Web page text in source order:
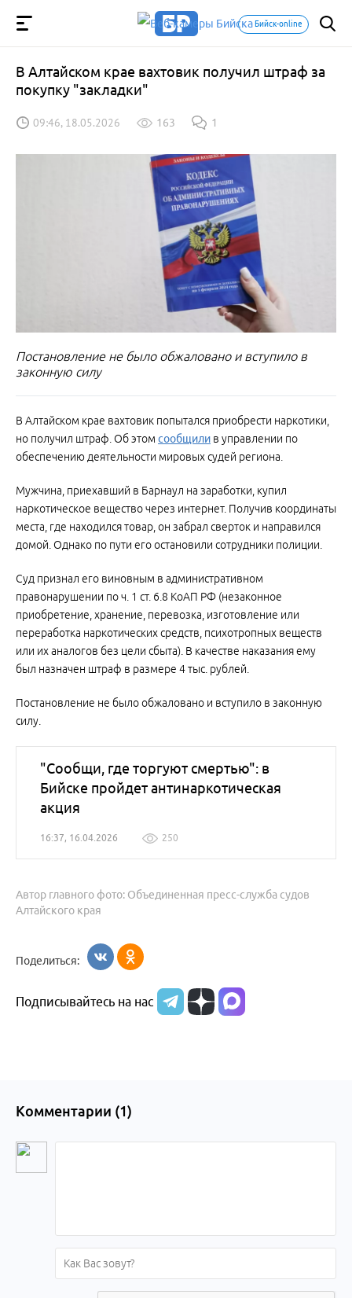
Бийск-online
В Алтайском крае вахтовик получил штраф за
покупку "закладки"
09:46, 18.05.2026 163 1
Постановление не было обжаловано и вступило в
законную силу
В Алтайском крае вахтовик попытался приобрести наркотики,
но получил штраф. Об этом сообщили в управлении по
обеспечению деятельности мировых судей региона.
Мужчина, приехавший в Барнаул на заработки, купил
наркотическое вещество через интернет. Получив координаты
места, где находился товар, он забрал сверток и направился
домой. Однако по пути его остановили сотрудники полиции.
Суд признал его виновным в административном
правонарушении по ч. 1 ст. 6.8 КоАП РФ (незаконное
приобретение, хранение, перевозка, изготовление или
переработка наркотических средств, психотропных веществ
или их аналогов без цели сбыта). В качестве наказания ему
был назначен штраф в размере 4 тыс. рублей.
Постановление не было обжаловано и вступило в законную
силу.
"Сообщи, где торгуют смертью": в
Бийске пройдет антинаркотическая
акция
16:37, 16.04.2026 250
Автор главного фото: Объединенная пресс-служба судов
Алтайского края
Поделиться:
Подписывайтесь на нас
Комментарии (1)